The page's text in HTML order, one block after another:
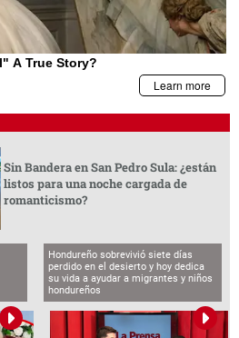
Sin Bandera en San Pedro Sula: ¿están
listos para una noche cargada de
romanticismo?
Hondureño sobrevivió siete días
perdido en el desierto y hoy dedica
su vida a ayudar a migrantes y niños
hondureños